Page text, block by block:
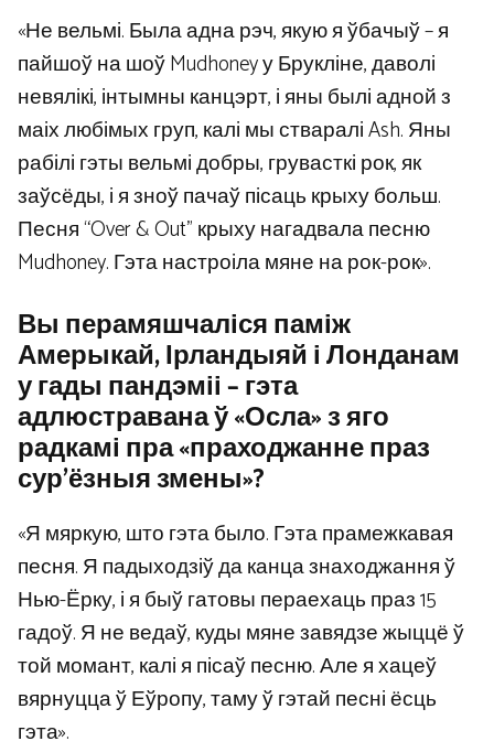
«Не вельмі. Была адна рэч, якую я ўбачыў – я
пайшоў на шоў Mudhoney у Брукліне, даволі
невялікі, інтымны канцэрт, і яны былі адной з
маіх любімых груп, калі мы стваралі Ash. Яны
рабілі гэты вельмі добры, грувасткі рок, як
заўсёды, і я зноў пачаў пісаць крыху больш.
Песня “Over & Out” крыху нагадвала песню
Mudhoney. Гэта настроіла мяне на рок-рок».
Вы перамяшчаліся паміж
Амерыкай, Ірландыяй і Лонданам
у гады пандэміі – гэта
адлюстравана ў «Осла» з яго
радкамі пра «праходжанне праз
сур’ёзныя змены»?
«Я мяркую, што гэта было. Гэта прамежкавая
песня. Я падыходзіў да канца знаходжання ў
Нью-Ёрку, і я быў гатовы пераехаць праз 15
гадоў. Я не ведаў, куды мяне завядзе жыццё ў
той момант, калі я пісаў песню. Але я хацеў
вярнуцца ў Еўропу, таму ў гэтай песні ёсць
гэта».